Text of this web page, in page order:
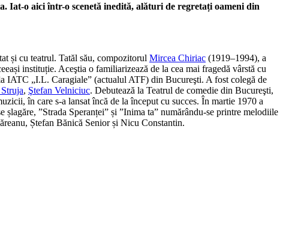
Iat-o aici într-o scenetă inedită, alături de regretați oameni din
și cu teatrul. Tatăl său, compozitorul Mircea Chiriac (1919–1994), a
instituție. Aceştia o familiarizează de la cea mai fragedă vârstă cu
IATC „I.L. Caragiale” (actualul ATF) din Bucureşti. A fost colegă de
, Ştefan Velniciuc. Debutează la Teatrul de comedie din Bucureşti,
în care s-a lansat încă de la început cu succes. În martie 1970 a
”Strada Speranței” și ”Inima ta” numărându-se printre melodiile
Ștefan Bănică Senior și Nicu Constantin.